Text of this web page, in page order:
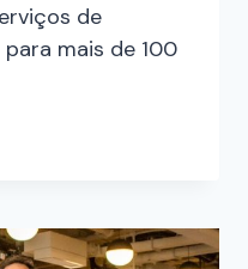
de
mais de 100